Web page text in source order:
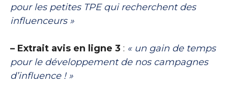
pour les petites TPE qui recherchent des
influenceurs »
– Extrait avis en ligne 3 : « un gain de temps
pour le développement de nos campagnes
d’influence ! »